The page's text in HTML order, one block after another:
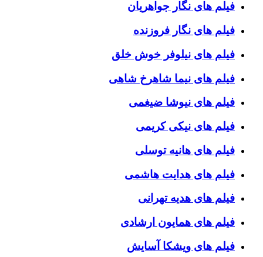
فیلم های نگار جواهریان
فیلم های نگار فروزنده
فیلم های نیلوفر خوش خلق
فیلم های نیما شاهرخ شاهی
فیلم های نیوشا ضیغمی
فیلم های نیکی کریمی
فیلم های هانیه توسلی
فیلم های هدایت هاشمی
فیلم های هدیه تهرانی
فیلم های همایون ارشادی
فیلم های ویشکا آسایش